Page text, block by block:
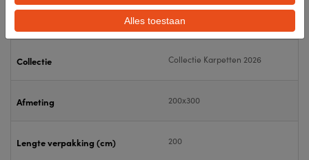
nee
Collectie Collectie Karpetten 2026
Afmeting 200x300
Lengte verpakking (cm) 200
Alles toestaan